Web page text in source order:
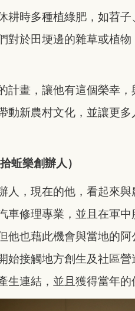
耕時多種植綠肥，如苕
對於田埂邊的雜草或植
計畫，讓他有這個榮幸
新農村文化，並讓更多
蚯樂創辦人）
人，現在的他，看起來與
車修理專業，並且在軍中
他也藉此機會與當地的
始接觸地方創生及社區
連結，並且獲得當年的